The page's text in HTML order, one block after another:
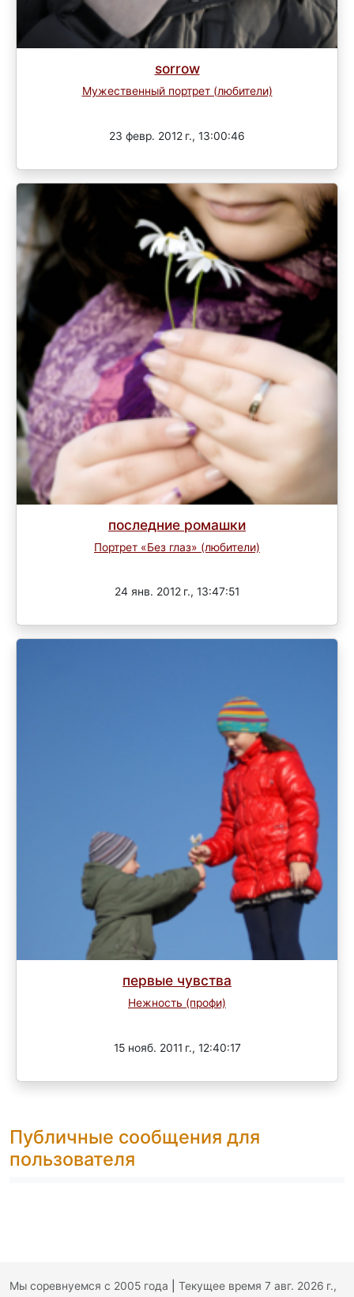
sorrow
Мужественный портрет (любители)
23 февр. 2012 г., 13:00:46
последние ромашки
Портрет «Без глаз» (любители)
24 янв. 2012 г., 13:47:51
первые чувства
Нежность (профи)
15 нояб. 2011 г., 12:40:17
Публичные сообщения для
пользователя
Мы соревнуемся с 2005 года Текущее время 7 авг. 2026 г.,